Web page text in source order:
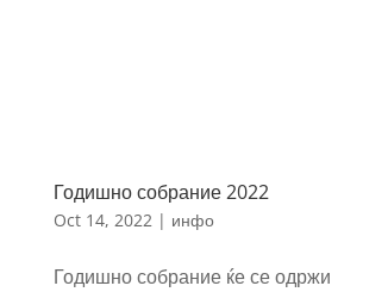
Годишно собрание 2022
Oct 14, 2022 | инфо
Годишно собрание ќе се одржи